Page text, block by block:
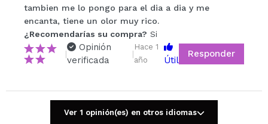
¿Recomendarías su compra?
5/5
tambien me lo pongo para el dia a dia y me
encanta, tiene un olor muy rico.
¿Recomendarías su compra? Si
|
Opinión
verificada
|
Hace 1
año
Útil
Responder
Ver 1 opinión(es) en otros idiomas